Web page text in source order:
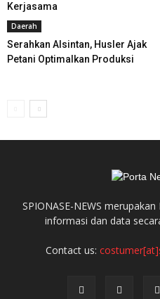
Kerjasama
Daerah
Serahkan Alsintan, Husler Ajak
Petani Optimalkan Produksi
SPIONASE-NEWS
informasi dan data
Contact us: